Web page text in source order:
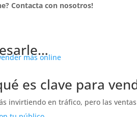
Contacta con nosotros!
es clave para
invirtiendo en tráfico, pero las